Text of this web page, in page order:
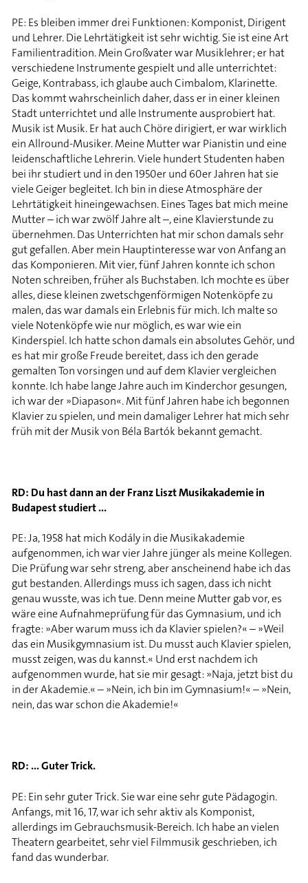
PE: Es bleiben immer drei Funktionen: Komponist, Dirigent
und Lehrer. Die Lehrtätigkeit ist sehr wichtig. Sie ist eine Art
Familientradition. Mein Großvater war Musiklehrer; er hat
verschiedene Instrumente gespielt und alle unterrichtet:
Geige, Kontrabass, ich glaube auch Cimbalom, Klarinette.
Das kommt wahrscheinlich daher, dass er in einer kleinen
Stadt unterrichtet und alle Instrumente ausprobiert hat.
Musik ist Musik. Er hat auch Chöre dirigiert, er war wirklich
ein Allround-Musiker. Meine Mutter war Pianistin und eine
leidenschaftliche Lehrerin. Viele hundert Studenten haben
bei ihr studiert und in den 1950er und 60er Jahren hat sie
viele Geiger begleitet. Ich bin in diese Atmosphäre der
Lehrtätigkeit hineingewachsen. Eines Tages bat mich meine
Mutter – ich war zwölf Jahre alt –, eine Klavierstunde zu
übernehmen. Das Unterrichten hat mir schon damals sehr
gut gefallen. Aber mein Hauptinteresse war von Anfang an
das Komponieren. Mit vier, fünf Jahren konnte ich schon
Noten schreiben, früher als Buchstaben. Ich mochte es über
alles, diese kleinen zwetschgenförmigen Notenköpfe zu
malen, das war damals ein Erlebnis für mich. Ich malte so
viele Notenköpfe wie nur möglich, es war wie ein
Kinderspiel. Ich hatte schon damals ein absolutes Gehör, und
es hat mir große Freude bereitet, dass ich den gerade
gemalten Ton vorsingen und auf dem Klavier vergleichen
konnte. Ich habe lange Jahre auch im Kinderchor gesungen,
ich war der »Diapason«. Mit fünf Jahren habe ich begonnen
Klavier zu spielen, und mein damaliger Lehrer hat mich sehr
früh mit der Musik von Béla Bartók bekannt gemacht.
RD: Du hast dann an der Franz Liszt Musikakademie in
Budapest studiert ...
PE: Ja, 1958 hat mich Kodály in die Musikakademie
aufgenommen, ich war vier Jahre jünger als meine Kollegen.
Die Prüfung war sehr streng, aber anscheinend habe ich das
gut bestanden. Allerdings muss ich sagen, dass ich nicht
genau wusste, was ich tue. Denn meine Mutter gab vor, es
wäre eine Aufnahmeprüfung für das Gymnasium, und ich
fragte: »Aber warum muss ich da Klavier spielen?« – »Weil
das ein Musikgymnasium ist. Du musst auch Klavier spielen,
musst zeigen, was du kannst.« Und erst nachdem ich
aufgenommen wurde, hat sie mir gesagt: »Naja, jetzt bist du
in der Akademie.« – »Nein, ich bin im Gymnasium!« – »Nein,
nein, das war schon die Akademie!«
RD: ... Guter Trick.
PE: Ein sehr guter Trick. Sie war eine sehr gute Pädagogin.
Anfangs, mit 16, 17, war ich sehr aktiv als Komponist,
allerdings im Gebrauchsmusik-Bereich. Ich habe an vielen
Theatern gearbeitet, sehr viel Filmmusik geschrieben, ich
fand das wunderbar.